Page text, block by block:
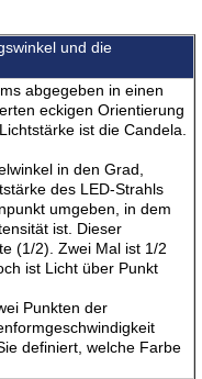
und die
abgegeben in einen
eckigen Orientierung
ist die Candela.
in den Grad,
des LED-Strahls
umgeben, in dem
ist. Dieser
(1/2). Zwei Mal ist 1/2
ist Licht über Punkt
Punkten der
definiert, welche Farbe